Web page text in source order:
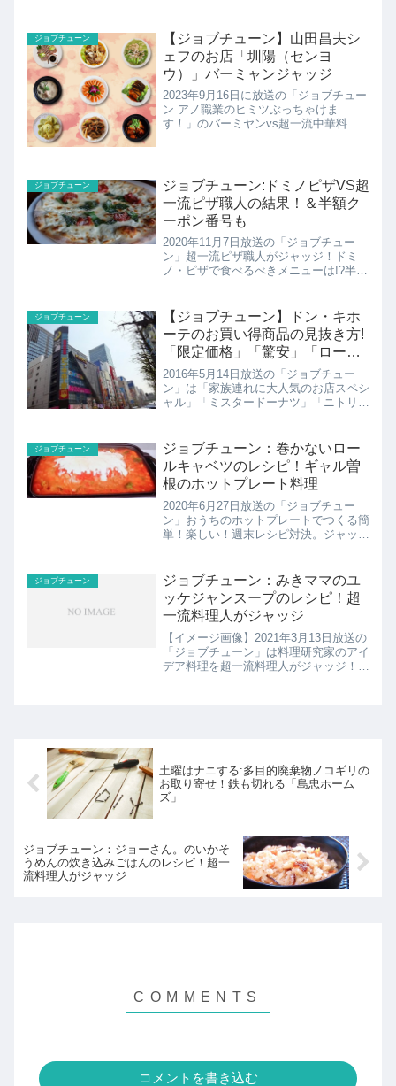
ジョブチューン
【ジョブチューン】山田昌夫シ
ェフのお店「圳陽（センヨ
ウ）」バーミャンジャッジ
2023年9月16日に放送の「ジョブチュー
ン アノ職業のヒミツぶっちゃけま
す！」のバーミヤンvs超一流中華料理
らではジャッジをした山田...
ジョブチューン
ジョブチューン:ドミノピザVS超
一流ピザ職人の結果！＆半額ク
ーポン番号も
2020年11月7日放送の「ジョブチュー
ン」超一流ピザ職人がジャッジ！ドミ
ノ・ピザで食べるべきメニューは!?半額
ジョブチューン
【ジョブチューン】ドン・キホ
ーテのお買い得商品の見抜き方!
「限定価格」「驚安」「ロープ
ライス保証」
2016年5月14日放送の「ジョブチュー
ン」は「家族連れに大人気のお店スペシ
ャル」「ミスタードーナツ」「ニトリ」
お買い得な商品の見抜き方や「限定価
格」「驚安」「ロープラ...
ジョブチューン
ジョブチューン：巻かないロー
ルキャベツのレシピ！ギャル曽
根のホットプレート料理
2020年6月27日放送の「ジョブチュー
ン」おうちのホットプレートでつくる簡
単！楽しい！週末レシピ対決。ジャッジ
ホンキ芸能人のロバート馬場、ギャル曽
根の4人がホットプレ...
ジョブチューン
ジョブチューン：みきママのユ
ッケジャンスープのレシピ！超
一流料理人がジャッジ
【イメージ画像】2021年3月13日放送の
「ジョブチューン」は料理研究家のアイ
デア料理を超一流料理人がジャッジ！家
土曜はナニする:多目的廃棄物ノコギリの
お取り寄せ！鉄も切れる「島忠ホーム
ズ」
ジョブチューン：ジョーさん。のいかそ
うめんの炊き込みごはんのレシピ！超一
流料理人がジャッジ
コメントを書き込む